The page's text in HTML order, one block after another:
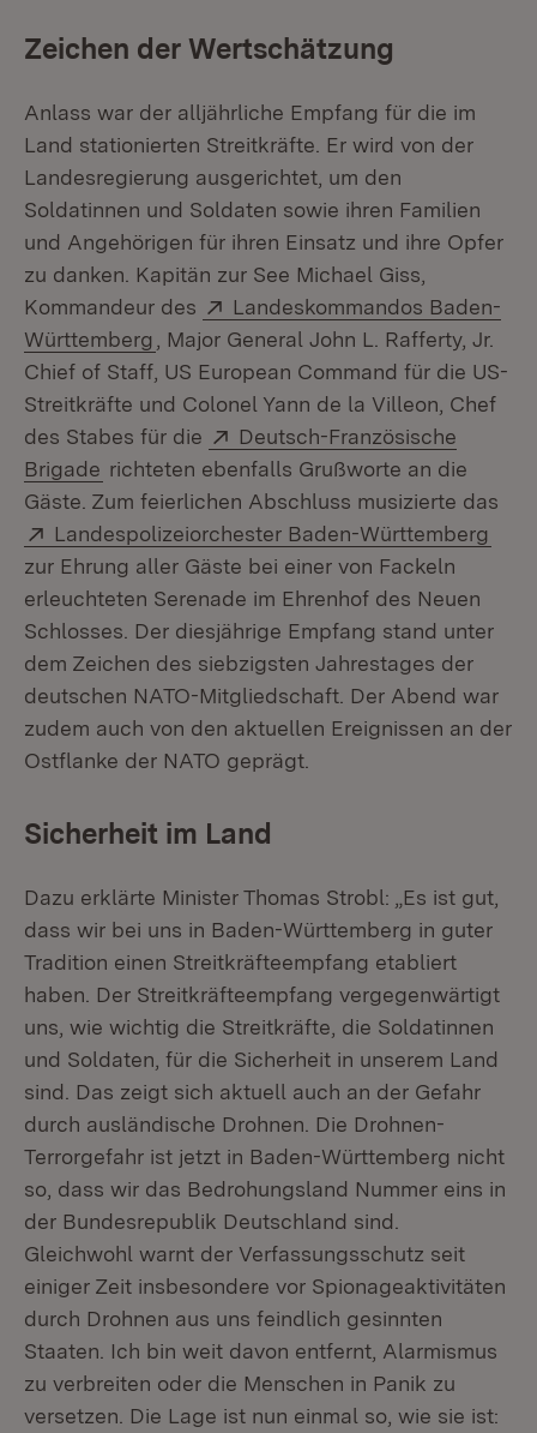
Zeichen der Wertschätzung
Anlass war der alljährliche Empfang für die im
Land stationierten Streitkräfte. Er wird von der
Landesregierung ausgerichtet, um den
Soldatinnen und Soldaten sowie ihren Familien
und Angehörigen für ihren Einsatz und ihre Opfer
zu danken. Kapitän zur See Michael Giss,
Kommandeur des
Extern:
Landeskommandos Baden-
Württemberg (Öffnet in neuem Fenster)
, Major General John L. Rafferty, Jr.
Chief of Staff, US European Command für die US-
Streitkräfte und Colonel Yann de la Villeon, Chef
des Stabes für die
Extern:
Deutsch-Französische
Brigade (Öffnet in neuem Fenster)
richteten ebenfalls Grußworte an die
Gäste. Zum feierlichen Abschluss musizierte das
Extern:
Landespolizeiorchester Baden-Württemberg
zur Ehrung aller Gäste bei einer von Fackeln
erleuchteten Serenade im Ehrenhof des Neuen
Schlosses. Der diesjährige Empfang stand unter
dem Zeichen des siebzigsten Jahrestages der
deutschen NATO-Mitgliedschaft. Der Abend war
zudem auch von den aktuellen Ereignissen an der
Ostflanke der NATO geprägt.
Sicherheit im Land
Dazu erklärte Minister Thomas Strobl: „Es ist gut,
dass wir bei uns in Baden-Württemberg in guter
Tradition einen Streitkräfteempfang etabliert
haben. Der Streitkräfteempfang vergegenwärtigt
uns, wie wichtig die Streitkräfte, die Soldatinnen
und Soldaten, für die Sicherheit in unserem Land
sind. Das zeigt sich aktuell auch an der Gefahr
durch ausländische Drohnen. Die Drohnen-
Terrorgefahr ist jetzt in Baden-Württemberg nicht
so, dass wir das Bedrohungsland Nummer eins in
der Bundesrepublik Deutschland sind.
Gleichwohl warnt der Verfassungsschutz seit
einiger Zeit insbesondere vor Spionageaktivitäten
durch Drohnen aus uns feindlich gesinnten
Staaten. Ich bin weit davon entfernt, Alarmismus
zu verbreiten oder die Menschen in Panik zu
versetzen. Die Lage ist nun einmal so, wie sie ist: